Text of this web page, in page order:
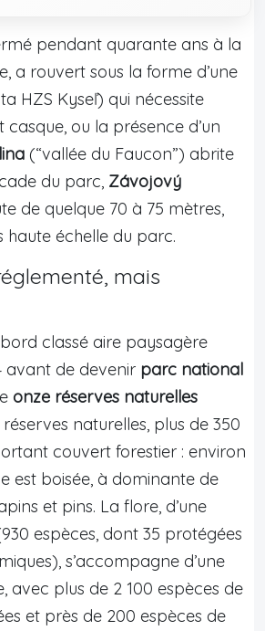
pendant quarante ans à la
a rouvert sous la forme d’une
HZS Kyseľ) qui nécessite
ou la présence d’un
(“vallée du Faucon”) abrite
du parc, Závojový
de quelque 70 à 75 mètres,
haute échelle du parc.
mais
classé aire paysagère
avant de devenir parc national
onze réserves naturelles
naturelles, plus de 350
couvert forestier : environ
est boisée, à dominante de
et pins. La flore, d’une
espèces, dont 35 protégées
s’accompagne d’une
avec plus de 2 100 espèces de
et près de 200 espèces de